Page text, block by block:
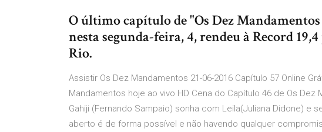
O último capítulo de "Os Dez
nesta segunda-feira, 4, rendeu à Record
Rio.
Assistir Os Dez Mandamentos 21-06-2016 Capítulo 57 Online
Mandamentos hoje ao vivo HD Cena do Capítulo 46 de Os Dez
Gahiji (Fernando Sampaio) sonha com Leila(Juliana Didone) e
aberto é de forma possível e não havendo qualquer